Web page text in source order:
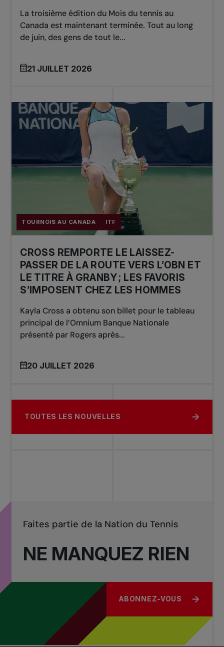
La troisième édition du Mois du tennis au
Canada est maintenant terminée. Tout au long
de juin, des gens de tout le...
21 JUILLET 2026
TOURNOIS AU CANADA ITF
CROSS REMPORTE LE LAISSEZ-
PASSER DE LA ROUTE VERS L’OBN ET
LE TITRE À GRANBY ; LES FAVORIS
S’IMPOSENT CHEZ LES HOMMES
Kayla Cross a obtenu son billet pour le tableau
principal de l’Omnium Banque Nationale
présenté par Rogers après...
20 JUILLET 2026
TOUTES LES NOUVELLES
NE MANQUEZ RIEN
Faites partie de la Nation du Tennis
ABONNEZ-VOUS